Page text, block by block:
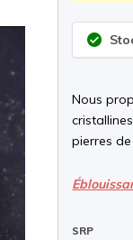
Nous
pierres
SRP